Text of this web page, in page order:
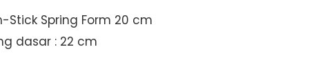
Stick Spring Form 20 cm
dasar : 22 cm